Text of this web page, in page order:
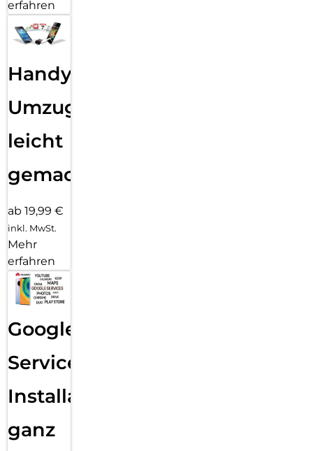
erfahren
Handy
Umzug
leicht
gemacht!
ab 19,99 €
inkl. MwSt.
Mehr
erfahren
Google
Services
Installation
ganz